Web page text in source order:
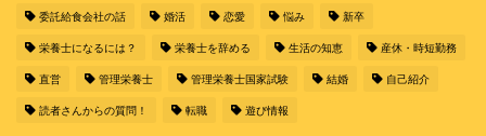
委託給食会社の話 婚活 恋愛 悩み 新卒
栄養士になるには？ 栄養士を辞める 生活の知恵 産休・時短勤務
直営 管理栄養士 管理栄養士国家試験 結婚 自己紹介
読者さんからの質問！ 転職 遊び情報